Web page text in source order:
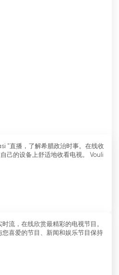
"直播，了解希腊政治时事。在线收
己的设备上舒适地收看电视。 Vouli
时流，在线欣赏最精彩的电视节目。
您喜爱的节目、新闻和娱乐节目保持